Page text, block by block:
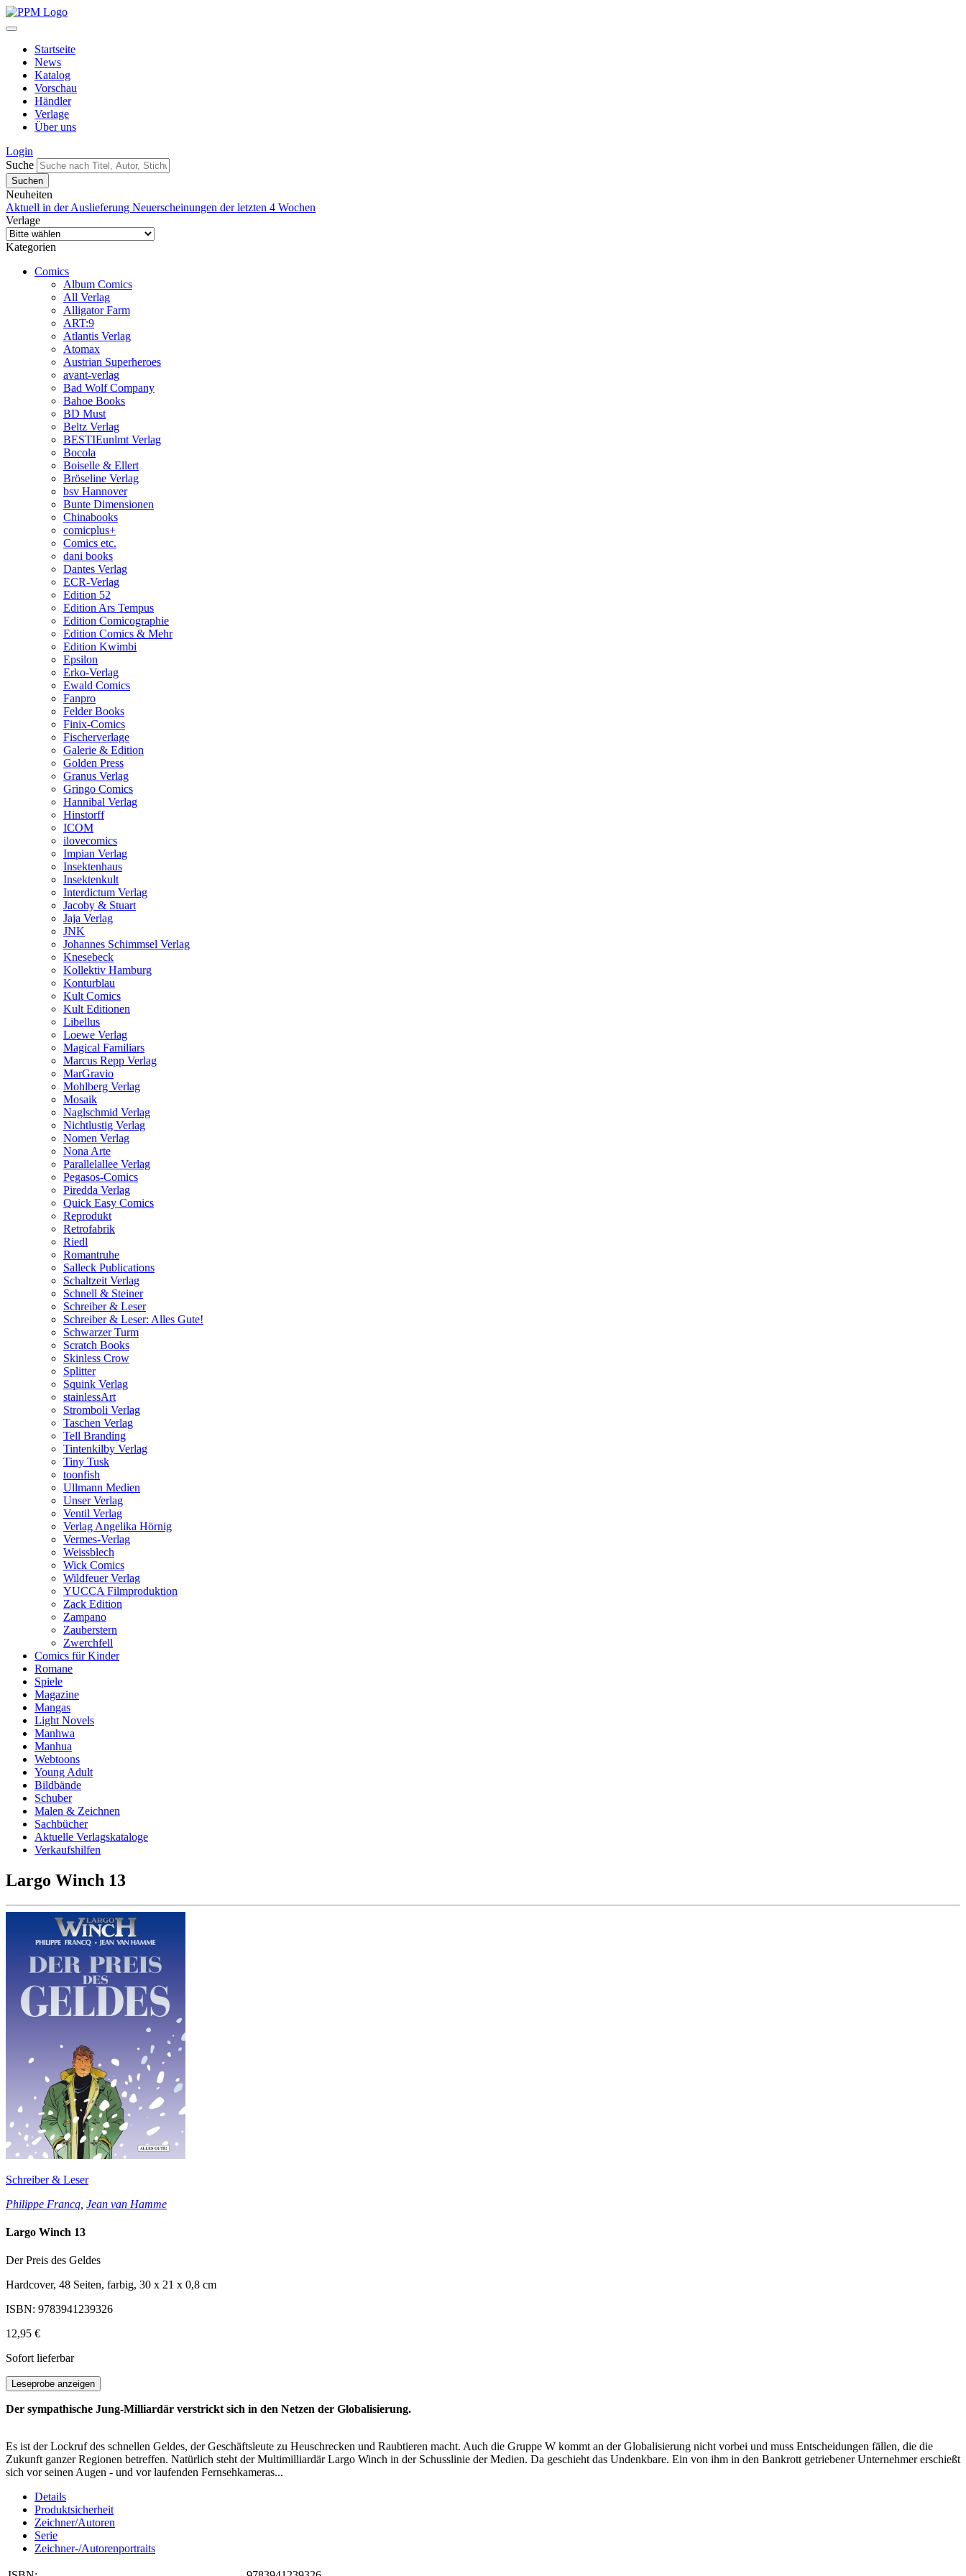
Startseite
News
Katalog
Vorschau
Händler
Verlage
Über uns
Login
Suche
Neuheiten
Aktuell in der Auslieferung Neuerscheinungen der letzten 4 Wochen
Verlage
Kategorien
Comics
Album Comics
All Verlag
Alligator Farm
ART:9
Atlantis Verlag
Atomax
Austrian Superheroes
avant-verlag
Bad Wolf Company
Bahoe Books
BD Must
Beltz Verlag
BESTIEunlmt Verlag
Bocola
Boiselle & Ellert
Bröseline Verlag
bsv Hannover
Bunte Dimensionen
Chinabooks
comicplus+
Comics etc.
dani books
Dantes Verlag
ECR-Verlag
Edition 52
Edition Ars Tempus
Edition Comicographie
Edition Comics & Mehr
Edition Kwimbi
Epsilon
Erko-Verlag
Ewald Comics
Fanpro
Felder Books
Finix-Comics
Fischerverlage
Galerie & Edition
Golden Press
Granus Verlag
Gringo Comics
Hannibal Verlag
Hinstorff
ICOM
ilovecomics
Impian Verlag
Insektenhaus
Insektenkult
Interdictum Verlag
Jacoby & Stuart
Jaja Verlag
JNK
Johannes Schimmsel Verlag
Knesebeck
Kollektiv Hamburg
Konturblau
Kult Comics
Kult Editionen
Libellus
Loewe Verlag
Magical Familiars
Marcus Repp Verlag
MarGravio
Mohlberg Verlag
Mosaik
Naglschmid Verlag
Nichtlustig Verlag
Nomen Verlag
Nona Arte
Parallelallee Verlag
Pegasos-Comics
Piredda Verlag
Quick Easy Comics
Reprodukt
Retrofabrik
Riedl
Romantruhe
Salleck Publications
Schaltzeit Verlag
Schnell & Steiner
Schreiber & Leser
Schreiber & Leser: Alles Gute!
Schwarzer Turm
Scratch Books
Skinless Crow
Splitter
Squink Verlag
stainlessArt
Stromboli Verlag
Taschen Verlag
Tell Branding
Tintenkilby Verlag
Tiny Tusk
toonfish
Ullmann Medien
Unser Verlag
Ventil Verlag
Verlag Angelika Hörnig
Vermes-Verlag
Weissblech
Wick Comics
Wildfeuer Verlag
YUCCA Filmproduktion
Zack Edition
Zampano
Zauberstern
Zwerchfell
Comics für Kinder
Romane
Spiele
Magazine
Mangas
Light Novels
Manhwa
Manhua
Webtoons
Young Adult
Bildbände
Schuber
Malen & Zeichnen
Sachbücher
Aktuelle Verlagskataloge
Verkaufshilfen
Largo Winch 13
Schreiber & Leser
Philippe Francq Jean van Hamme
Largo Winch 13
Der Preis des Geldes
Hardcover, 48 Seiten, farbig, 30 x 21 x 0,8 cm
ISBN: 9783941239326
12,95 €
Sofort lieferbar
Leseprobe anzeigen
Der sympathische Jung-Milliardär verstrickt sich in den Netzen der Globalisierung.
Es ist der Lockruf des schnellen Geldes, der Geschäftsleute zu Heuschrecken und Raubtieren macht. Auch die Gruppe W kommt an der Globalisierung nicht vorbei und muss Entscheidungen fällen, die die
Zukunft ganzer Regionen betreffen. Natürlich steht der Multimilliardär Largo Winch in der Schusslinie der Medien. Da geschieht das Undenkbare. Ein von ihm in den Bankrott getriebener Unternehmer erschießt
sich vor seinen Augen - und vor laufenden Fernsehkameras...
Details
Produktsicherheit
Zeichner/Autoren
Serie
Zeichner-/Autorenportraits